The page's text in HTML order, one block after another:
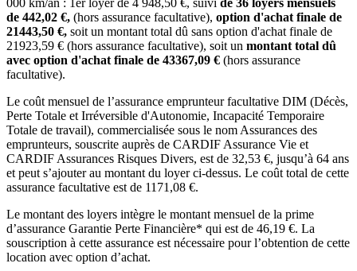
000 km/an : 1er loyer de 4 948,50 €, suivi de 36 loyers mensuels
de 442,02 €, (hors assurance facultative), option d'achat finale de
21443,50 €, soit un montant total dû sans option d'achat finale de
21923,59 € (hors assurance facultative), soit un montant total dû
avec option d'achat finale de 43367,09 € (hors assurance
facultative).
Le coût mensuel de l’assurance emprunteur facultative DIM (Décès,
Perte Totale et Irréversible d'Autonomie, Incapacité Temporaire
Totale de travail), commercialisée sous le nom Assurances des
emprunteurs, souscrite auprès de CARDIF Assurance Vie et
CARDIF Assurances Risques Divers, est de 32,53 €, jusqu’à 64 ans
et peut s’ajouter au montant du loyer ci-dessus. Le coût total de cette
assurance facultative est de 1171,08 €.
Le montant des loyers intègre le montant mensuel de la prime
d’assurance Garantie Perte Financière* qui est de 46,19 €. La
souscription à cette assurance est nécessaire pour l’obtention de cette
location avec option d’achat.